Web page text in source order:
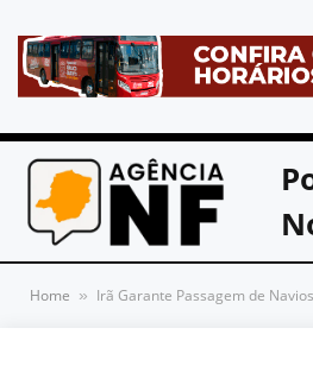
Home » Irã Garante Passagem de Navios